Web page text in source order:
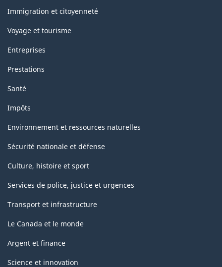
sujets
Immigration et citoyenneté
Voyage et tourisme
Entreprises
Prestations
Santé
Impôts
Environnement et ressources naturelles
Sécurité nationale et défense
Culture, histoire et sport
Services de police, justice et urgences
Transport et infrastructure
Le Canada et le monde
Argent et finance
Science et innovation